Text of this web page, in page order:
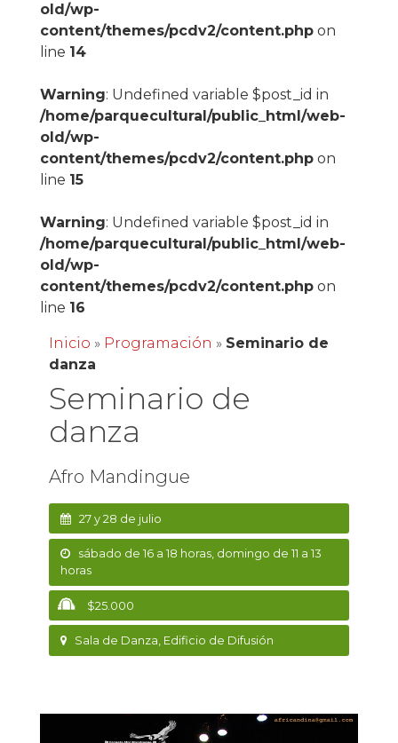
old/wp-
content/themes/pcdv2/content.phpon
line 14
Warning: Undefined variable $post_id in
/home/parquecultural/public_html/web-
old/wp-
content/themes/pcdv2/content.phpon
line 15
Warning: Undefined variable $post_id in
/home/parquecultural/public_html/web-
old/wp-
content/themes/pcdv2/content.phpon
line 16
Inicio » Programación » Seminario de
danza
Seminario de
danza
Afro Mandingue
27 y 28 de julio
sábado de 16 a 18 horas, domingo de 11 a 13
horas
$25.000
Sala de Danza, Edificio de Difusión